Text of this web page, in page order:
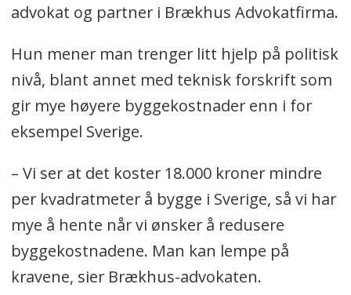
advokat og partner i Brækhus Advokatfirma.
Hun mener man trenger litt hjelp på politisk
nivå, blant annet med teknisk forskrift som
gir mye høyere byggekostnader enn i for
eksempel Sverige.
– Vi ser at det koster 18.000 kroner mindre
per kvadratmeter å bygge i Sverige, så vi har
mye å hente når vi ønsker å redusere
byggekostnadene. Man kan lempe på
kravene, sier Brækhus-advokaten.